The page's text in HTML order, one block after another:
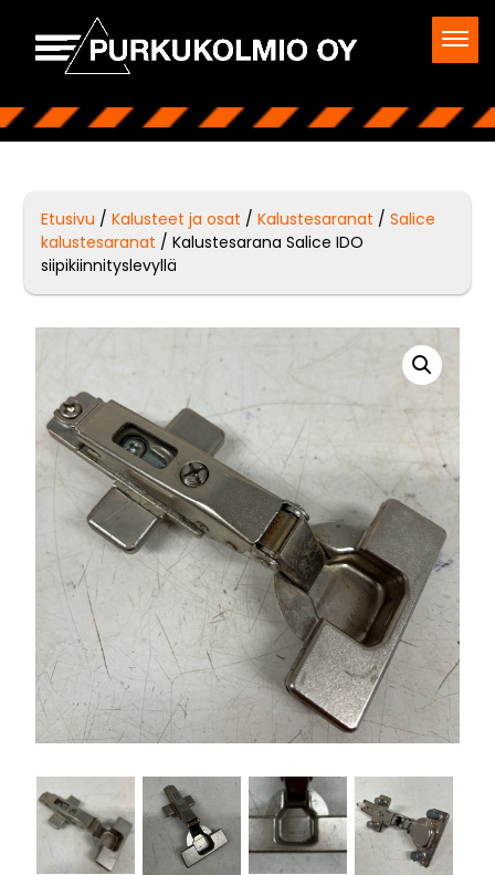
Etusivu /Kalusteet ja osat /Kalustesaranat /Salice
kalustesaranat / Kalustesarana Salice IDO
siipikiinnityslevyllä